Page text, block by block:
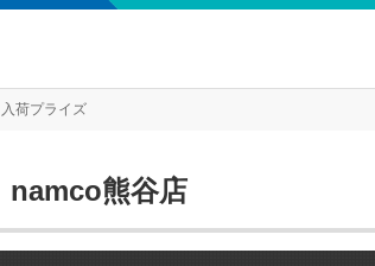
入荷プライズ
namco熊谷店